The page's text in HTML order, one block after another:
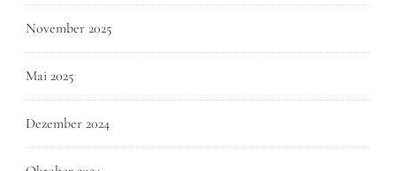
November 2025
Mai 2025
Dezember 2024